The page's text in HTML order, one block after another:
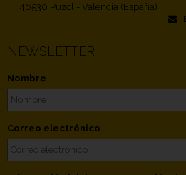
46530 Puzol - Valencia (España)
NEWSLETTER
Nombre
Correo electrónico